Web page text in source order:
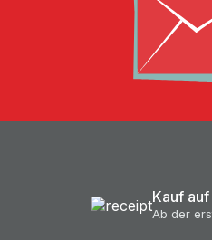
Kauf
Ab der